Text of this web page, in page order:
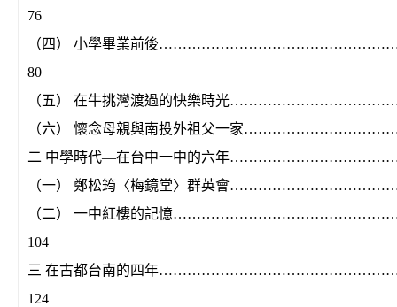
76
（四） 小學畢業前後
80
（五） 在牛挑灣渡過的快樂時光
（六） 懷念母親與南投外祖父一家
二 中學時代—在台中一中的六年
（一） 鄭松筠〈梅鏡堂〉群英會
（二） 一中紅樓的記憶
104
三 在古都台南的四年
124